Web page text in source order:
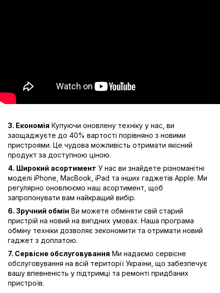
3. Економія Купуючи оновлену техніку у нас, ви
заощаджуєте до 40% вартості порівняно з новими
пристроями. Це чудова можливість отримати якісний
продукт за доступною ціною.
4. Широкий асортимент У нас ви знайдете різноманітні
моделі iPhone, MacBook, iPad та інших гаджетів Apple. Ми
регулярно оновлюємо наш асортимент, щоб
запропонувати вам найкращий вибір.
6. Зручний обмін Ви можете обміняти свій старий
пристрій на новий на вигідних умовах. Наша програма
обміну техніки дозволяє зекономити та отримати новий
гаджет з доплатою.
7. Сервісне обслуговування Ми надаємо сервісне
обслуговування на всій території України, що забезпечує
вашу впевненість у підтримці та ремонті придбаних
пристроїв.